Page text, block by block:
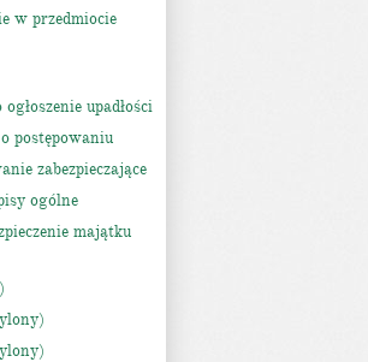
w przedmiocie
upadłości
postępowaniu
zabezpieczające
ogólne
majątku